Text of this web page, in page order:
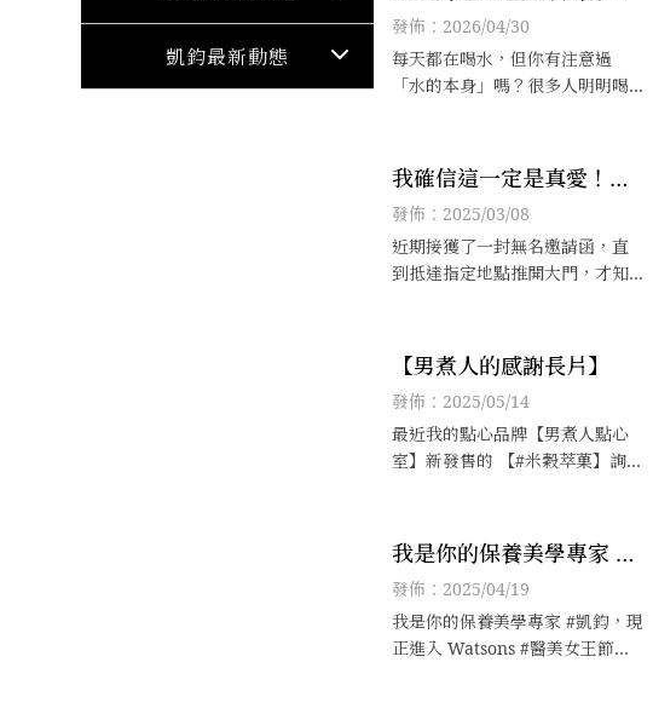
凱鈞最新動態
設備！TOYO H-8 淨水神
機重磅登場，喝出逆齡保
水肌！
發佈：2026/04/30
每天都在喝水，但你有注意過
「水的本身」嗎？很多人明明喝
態影響了身體的吸收感。
我確信這一定是真愛！絕
對不是我自己過度容貌焦
慮，因為這些業內好朋友
們，其實比我更緊張和呵
發佈：2025/03/08
近期接獲了一封無名邀請函，直
到抵達指定地點推開大門，才知
回到「青春時光」的任務。
【男煮人的感謝長片】
發佈：2025/05/14
最近我的點心品牌【男煮人點心
室】新發售的 【#米穀萃菓】詢問
我是你的保養美學專家 #
凱鈞
發佈：2025/04/19
我是你的保養美學專家 #凱鈞，現
正進入 Watsons #醫美女王節，